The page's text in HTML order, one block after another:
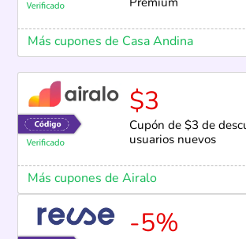
Premium
Más cupones de Casa Andina
$3
Cupón de $3 de
usuarios nuevos
Más cupones de Airalo
-5%